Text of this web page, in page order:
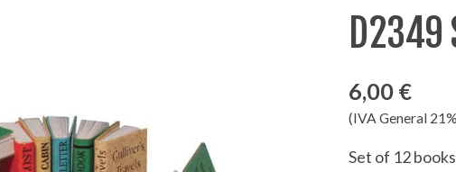
6,00 €
(IVA General
Set of 12 books